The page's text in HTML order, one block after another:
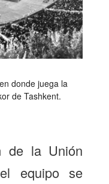
donde juega la
de Tashkent.
de la Unión
equipo se